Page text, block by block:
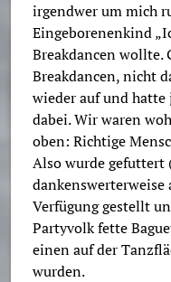
irgendwer um mich
Eingeborenenkind
Breakdancen wollte.
Breakdancen, nicht
wieder auf und
dabei. Wir waren
oben: Richtige
Also wurde gefuttert
dankenswerterweise
Verfügung gestellt
Partyvolk fette
einen auf der
wurden.